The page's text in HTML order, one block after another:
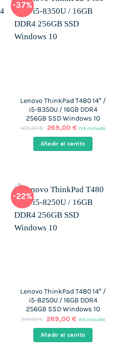
-37%
Lenovo ThinkPad T480 14″ /
i5-8350U / 16GB DDR4
256GB SSD Windows 10
425,00€
El
original
era:
269,00 €El
actual
es:
IVA incluido
Añadir al carrito
-22%
Lenovo ThinkPad T480 14″ /
i5-8250U / 16GB DDR4
256GB SSD Windows 10
347,00€
El
original
era:
269,00 €El
actual
es:
IVA incluido
Añadir al carrito